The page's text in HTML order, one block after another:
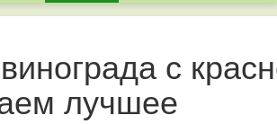
с
лучшее